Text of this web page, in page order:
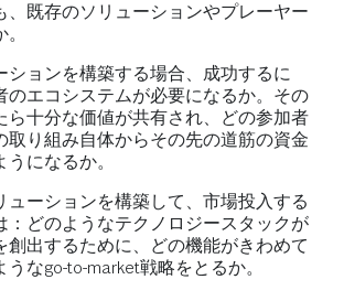
、既存のソリューションやプレーヤー
ションを構築する場合、成功するに
のエコシステムが必要になるか。その
ら十分な価値が共有され、どの参加者
取り組み自体からその先の道筋の資金
になるか。
ューションを構築して、市場投入する
：どのようなテクノロジースタックが
創出するために、どの機能がきわめて
なgo-to-market戦略をとるか。